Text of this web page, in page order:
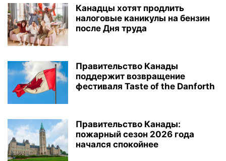
Канадцы хотят продлить
налоговые каникулы на бензин
после Дня труда
Правительство Канады
поддержит возвращение
фестиваля Taste of the Danforth
Правительство Канады:
пожарный сезон 2026 года
начался спокойнее